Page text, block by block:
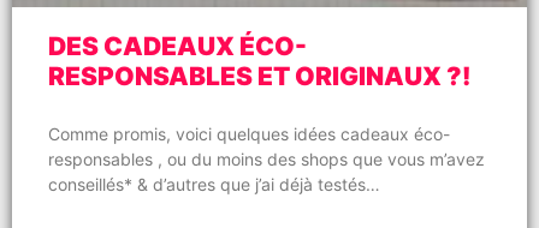
DES CADEAUX ÉCO-
RESPONSABLES ET ORIGINAUX ?!
Comme promis, voici quelques idées cadeaux éco-
responsables , ou du moins des shops que vous m’avez
conseillés* & d’autres que j’ai déjà testés…